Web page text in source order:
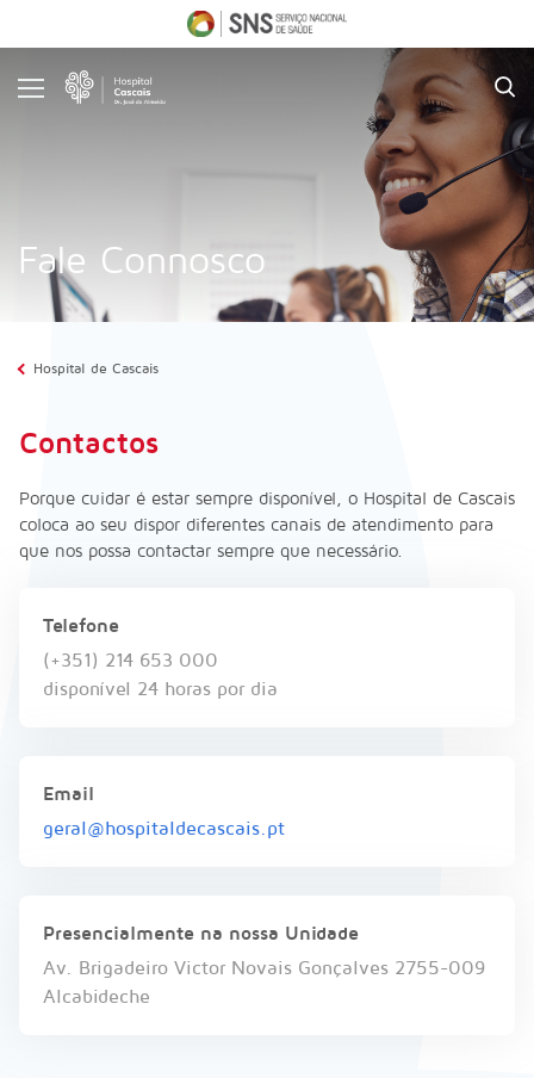
O
Hospital
Comunidade
Comunicação
000
Fale Connosco
Hospital de Cascais
Contactos
Porque cuidar é estar sempre disponível, o Hospital de Cascais
coloca ao seu dispor diferentes canais de atendimento para
que nos possa contactar sempre que necessário.
Telefone
(+351) 214 653 000
disponível 24 horas por dia
Email
geral@hospitaldecascais.pt
Presencialmente na nossa Unidade
Av. Brigadeiro Victor Novais Gonçalves 2755-009
Alcabideche